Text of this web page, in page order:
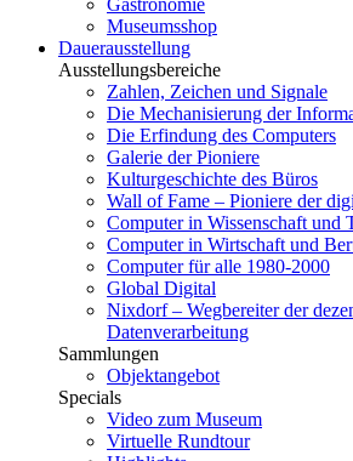
Museumsshop
Dauerausstellung
Ausstellungsbereiche
Zahlen, Zeichen und Signale
Die Mechanisierung der
Die Erfindung des Computers
Galerie der Pioniere
Kulturgeschichte des Büros
Wall of Fame – Pioniere der
Computer in Wissenschaft und
Computer in Wirtschaft und
Computer für alle 1980-2000
Global Digital
Nixdorf – Wegbereiter der
Datenverarbeitung
Sammlungen
Objektangebot
Specials
Video zum Museum
Virtuelle Rundtour